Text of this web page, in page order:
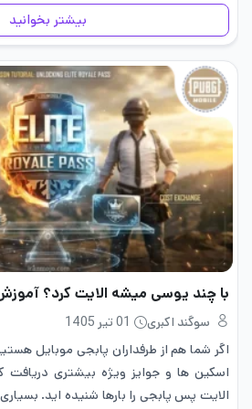
فرصت‌ها استفاده کنند، اما این…
بیشتر بخوانید
با چند یوسی میشه الایت کرد؟
سوگند اکبری
01 تیر 1405
اگر شما هم از طرفداران پابجی موبایل
اسکین ها و جوایز ویژه بیشتری دریافت
الایت پس پابجی را بارها شنیده اید. بسیاری